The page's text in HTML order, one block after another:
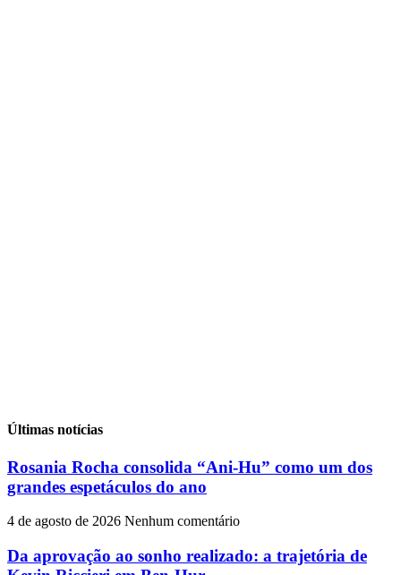
Últimas notícias
Rosania Rocha consolida “Ani-Hu” como um dos
grandes espetáculos do ano
4 de agosto de 2026 Nenhum comentário
Da aprovação ao sonho realizado: a trajetória de